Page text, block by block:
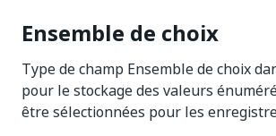
Ensemble de choix
Type de champ Ensemble de choix
pour le stockage des valeurs
être sélectionnées pour les